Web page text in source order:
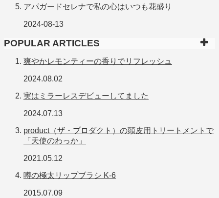
アパガードセレナで私の心はいつも花盛り
2024-08-13
POPULAR ARTICLES
爽やかレモンティーの香りでリフレッシュ
2024.08.02
実はミラーレスデビューしてました
2024.07.13
product（ザ・プロダクト）の頭皮用トリートメントで
「天使のわっか」
2021.05.12
噂の極太リップブラシ K-6
2015.07.09